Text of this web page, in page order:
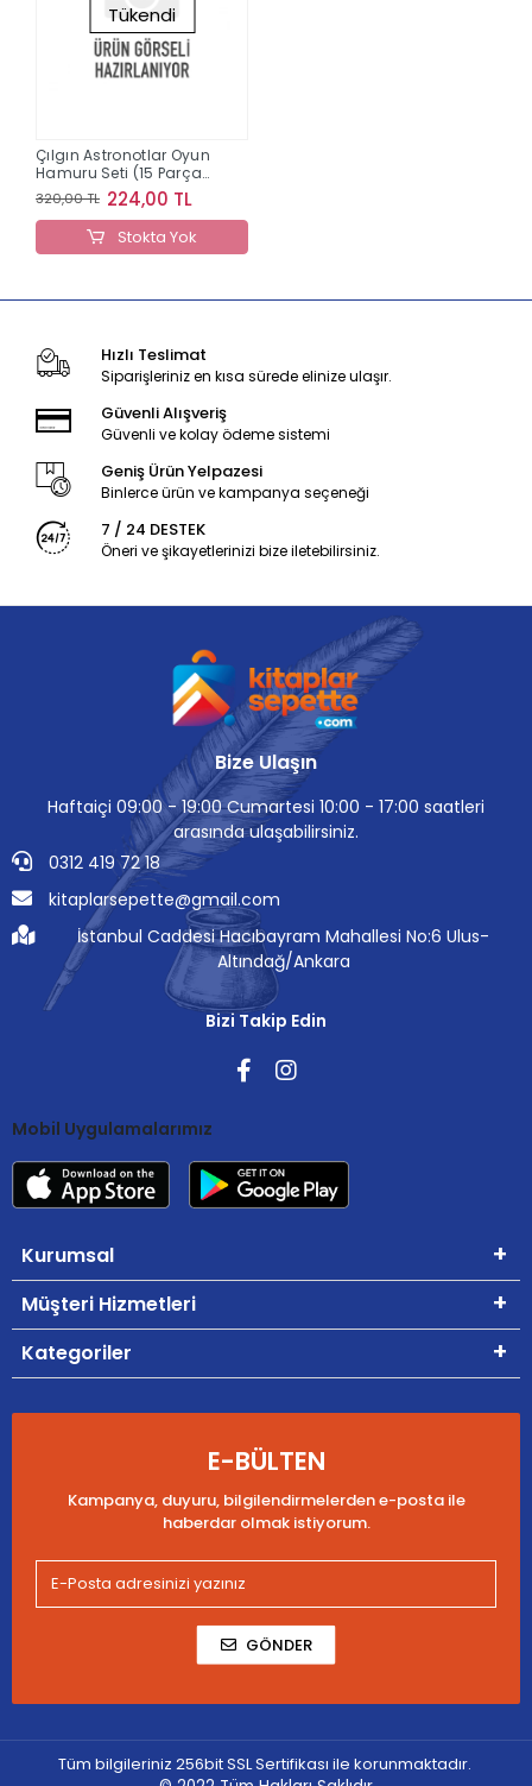
Tükendi
Çılgın Astronotlar Oyun
Hamuru Seti (15 Parça
- 340 Gr)
320,00 TL 224,00 TL
Stokta Yok
Hızlı Teslimat
Siparişleriniz en kısa sürede elinize ulaşır.
Güvenli Alışveriş
Güvenli ve kolay ödeme sistemi
Geniş Ürün Yelpazesi
Binlerce ürün ve kampanya seçeneği
7 / 24 DESTEK
Öneri ve şikayetlerinizi bize iletebilirsiniz.
Bize Ulaşın
Haftaiçi 09:00 - 19:00 Cumartesi 10:00 - 17:00 saatleri
arasında ulaşabilirsiniz.
0312 419 72 18
kitaplarsepette@gmail.com
İstanbul Caddesi Hacıbayram Mahallesi No:6 Ulus-
Altındağ/Ankara
Bizi Takip Edin
Mobil Uygulamalarımız
Kurumsal
Müşteri Hizmetleri
Kategoriler
E-BÜLTEN
Kampanya, duyuru, bilgilendirmelerden e-posta ile
haberdar olmak istiyorum.
GÖNDER
Tüm bilgileriniz 256bit SSL Sertifikası ile korunmaktadır.